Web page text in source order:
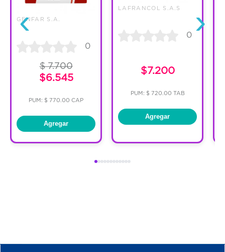
‹
GENFAR S.A.
0
$ 7.700
$6.545
PUM: $ 770.00 CAP
Agregar
LAFRANCOL S.A.S
0
$7.200
PUM: $ 720.00 TAB
Agregar
›